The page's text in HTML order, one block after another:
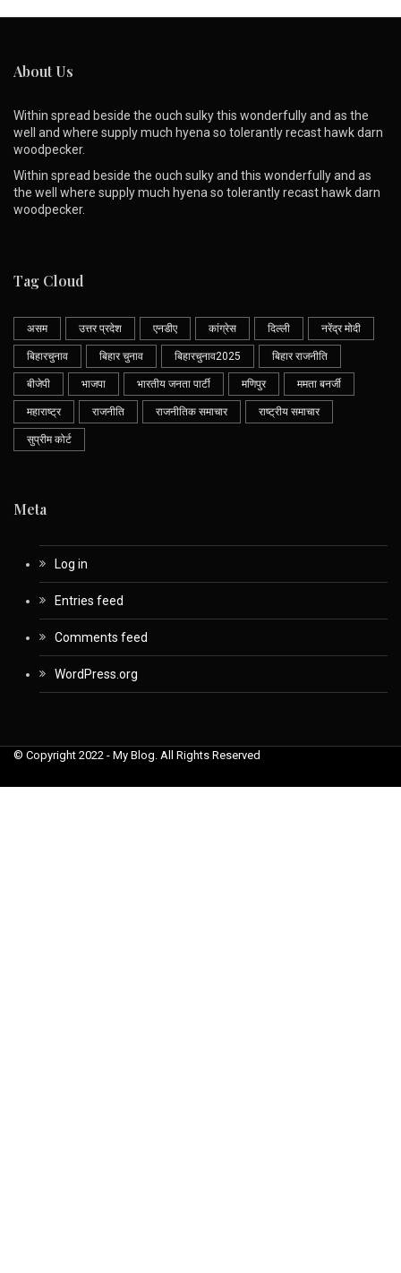
About Us
Within spread beside the ouch sulky this wonderfully and as the
well and where supply much hyena so tolerantly recast hawk darn
woodpecker.
Within spread beside the ouch sulky and this wonderfully and as
the well where supply much hyena so tolerantly recast hawk darn
woodpecker.
Tag Cloud
असम उत्तर प्रदेश एनडीए कांग्रेस दिल्ली नरेंद्र मोदी
बिहारचुनाव बिहार चुनाव बिहारचुनाव2025 बिहार राजनीति
बीजेपी भाजपा भारतीय जनता पार्टी मणिपुर ममता बनर्जी
महाराष्ट्र राजनीति राजनीतिक समाचार राष्ट्रीय समाचार
सुप्रीम कोर्ट
Meta
Log in
Entries feed
Comments feed
WordPress.org
© Copyright 2022 - My Blog. All Rights Reserved